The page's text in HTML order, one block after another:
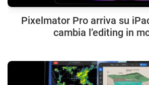
Pixelmator Pro arriva su
cambia l’editing in